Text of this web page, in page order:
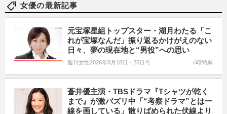
女優の最新記事
元宝塚星組トップスター・湖月わたる「こ
れが宝塚なんだ」振り返るかけがえのない
日々、夢の現在地と“男役”への思い
週刊女性2026年8月18日・25日号 6時間前
蒼井優主演・TBSドラマ『Tシャツが乾く
まで』が激バズリ中「“考察ドラマ”とは一
線を画している」散りばめられた伏線より